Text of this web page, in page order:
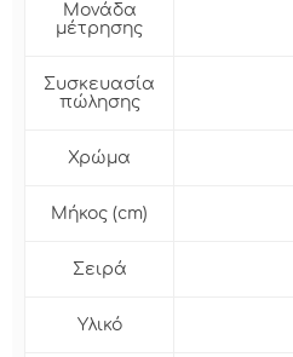
Μονάδα
μέτρησης
Συσκευασία
πώλησης
Χρώμα
Μήκος (cm)
Σειρά
Υλικό